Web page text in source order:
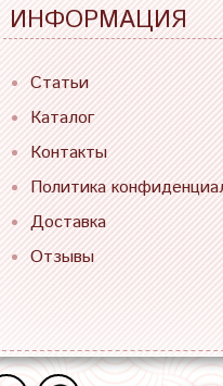
ИНФОРМАЦИЯ
Статьи
Каталог
Контакты
Политика
Доставка
Отзывы